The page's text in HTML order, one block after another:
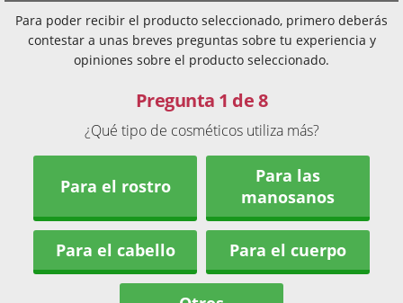
Para poder recibir el producto seleccionado, primero deberás
contestar a unas breves preguntas sobre tu experiencia y
opiniones sobre el producto seleccionado.
Pregunta 1 de 8
¿Qué tipo de cosméticos utiliza más?
Para el rostro
Para las
manosanos
Para el cabello Para el cuerpo